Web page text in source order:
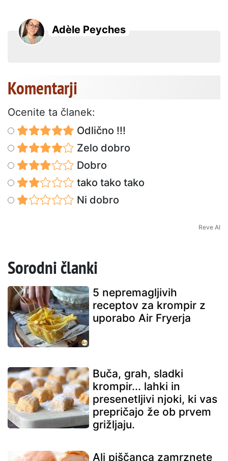
Adèle Peyches
Komentarji
Ocenite ta članek:
Odlično !!!
Zelo dobro
Dobro
tako tako tako
Ni dobro
Reve AI
Sorodni članki
5 nepremagljivih
receptov za krompir z
uporabo Air Fryerja
Buča, grah, sladki
krompir... lahki in
presenetljivi njoki, ki vas
prepričajo že ob prvem
grižljaju.
Ali piščanca zamrznete